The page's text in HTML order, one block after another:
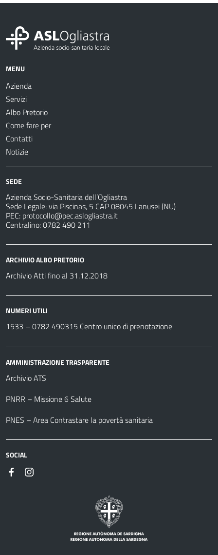
MENU
Azienda
Servizi
Albo Pretorio
Come fare per
Contatti
Notizie
SEDE
Azienda Socio-Sanitaria dell’Ogliastra
Sede Legale: via Piscinas, 5 CAP 08045 Lanusei (NU)
PEC: protocollo@pec.aslogliastra.it
Centralino: 0782 490 211
ARCHIVIO ALBO PRETORIO
Archivio Atti fino al 31.12.2018
NUMERI UTILI
1533 – 0782 490315 Centro unico di prenotazione
AMMINISTRAZIONE TRASPARENTE
Archivio ATS
PNRR – Missione 6 Salute
PNES – Area Contrastare la povertà sanitaria
SOCIAL